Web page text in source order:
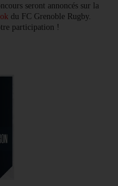
seront annoncés sur la
du FC Grenoble Rugby.
participation !